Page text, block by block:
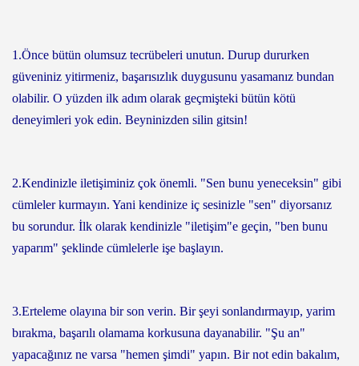
1.Önce bütün olumsuz tecrübeleri unutun. Durup dururken
güveniniz yitirmeniz, başarısızlık duygusunu yasamanız bundan
olabilir. O yüzden ilk adım olarak geçmişteki bütün kötü
deneyimleri yok edin. Beyninizden silin gitsin!
2.Kendinizle iletişiminiz çok önemli. "Sen bunu yeneceksin" gibi
cümleler kurmayın. Yani kendinize iç sesinizle "sen" diyorsanız
bu sorundur. İlk olarak kendinizle "iletişim"e geçin, "ben bunu
yaparım" şeklinde cümlelerle işe başlayın.
3.Erteleme olayına bir son verin. Bir şeyi sonlandırmayıp, yarim
bırakma, başarılı olamama korkusuna dayanabilir. "Şu an"
yapacağınız ne varsa "hemen şimdi" yapın. Bir not edin bakalım,